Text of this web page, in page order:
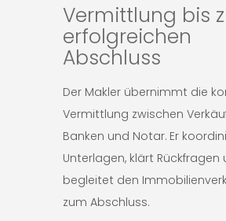
Vermittlung bis
erfolgreichen
Abschluss
Der Makler übernimmt die
Vermittlung zwischen
Banken und Notar. Er
Unterlagen, klärt Rückfragen
begleitet den
zum Abschluss.